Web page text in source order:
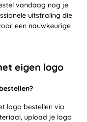
vandaag nog je
uitstraling die
een nauwkeurige
eigen logo
logo bestellen via
upload je logo